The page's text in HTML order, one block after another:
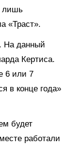
лишь
«Траст».
На данный
Кертиса.
6 или 7
в конце года»
будет
работали